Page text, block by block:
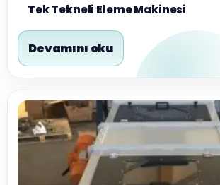
Tek Tekneli Eleme Makinesi
Devamını oku